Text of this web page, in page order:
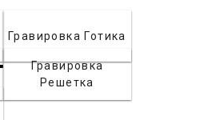
Гравировка Готика
Гравировка
Решетка